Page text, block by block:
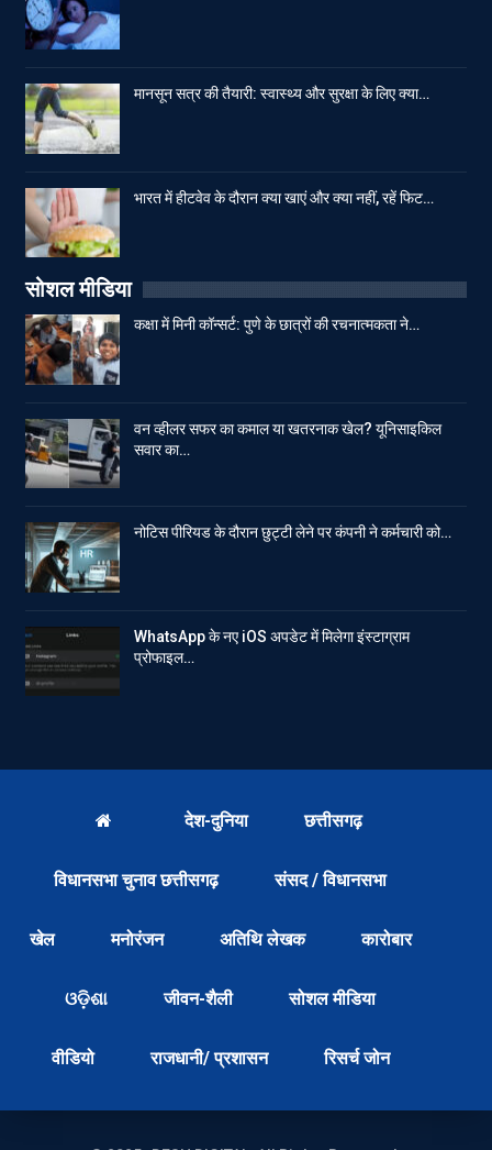
मानसून सत्र की तैयारी: स्वास्थ्य और सुरक्षा के लिए क्या…
भारत में हीटवेव के दौरान क्या खाएं और क्या नहीं, रहें फिट…
सोशल मीडिया
कक्षा में मिनी कॉन्सर्ट: पुणे के छात्रों की रचनात्मकता ने…
वन व्हीलर सफर का कमाल या खतरनाक खेल? यूनिसाइकिल
सवार का…
नोटिस पीरियड के दौरान छुट्टी लेने पर कंपनी ने कर्मचारी को…
WhatsApp के नए iOS अपडेट में मिलेगा इंस्टाग्राम
प्रोफाइल…
देश-दुनिया छत्तीसगढ़
विधानसभा चुनाव छत्तीसगढ़ संसद / विधानसभा
खेल मनोरंजन अतिथि लेखक कारोबार
ଓଡ଼ିଶା जीवन-शैली सोशल मीडिया
वीडियो राजधानी/ प्रशासन रिसर्च जोन